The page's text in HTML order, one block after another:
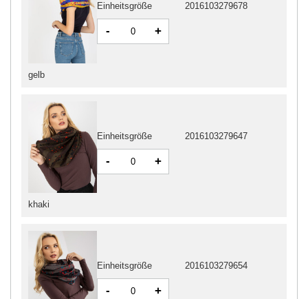
khaki
Einheitsgröße 2016103279647
- +
Einheitsgröße 2016103279654
- +
gelb
Einheitsgröße 2016103279678
- +